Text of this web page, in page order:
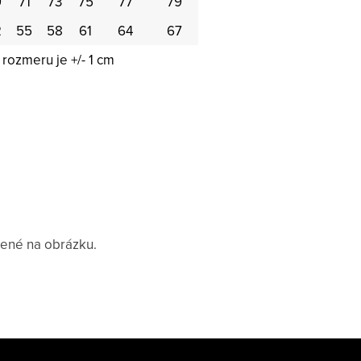
55 58 61 64
67
je +/- 1 cm
na obrázku.